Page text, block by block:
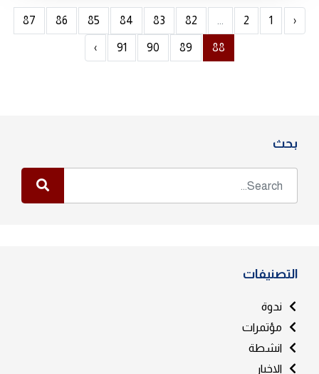
‹
1
2
...
82
83
84
85
86
87
88
89
90
91
›
بحث
التصنيفات
ندوة
مؤتمرات
انشطة
الاخبار